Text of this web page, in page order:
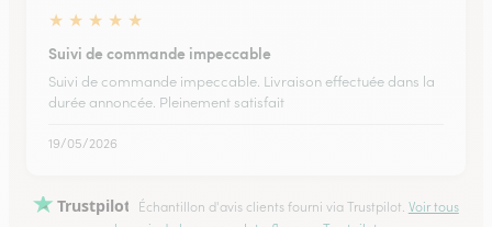
★ ★ ★ ★ ★
Suivi de commande impeccable
Suivi de commande impeccable. Livraison effectuée dans la
durée annoncée. Pleinement satisfait
19/05/2026
Trustpilot Échantillon d'avis clients fourni via Trustpilot. Voir tous